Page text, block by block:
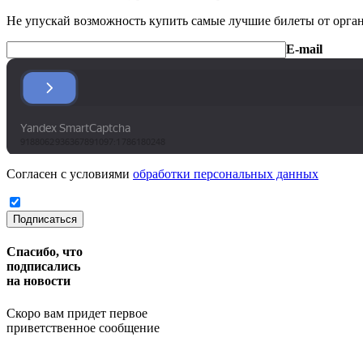
Не упускай возможность купить самые лучшие билеты от
E-mail
Согласен с условиями обработки персональных данных
Подписаться
Спасибо, что
подписались
на новости
Скоро вам придет первое
приветственное сообщение